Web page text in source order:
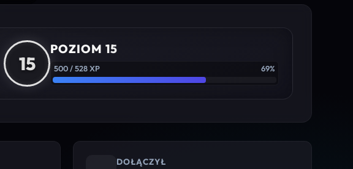
15
POZIOM 15
500 / 528 XP 69%
DOŁĄCZYŁ